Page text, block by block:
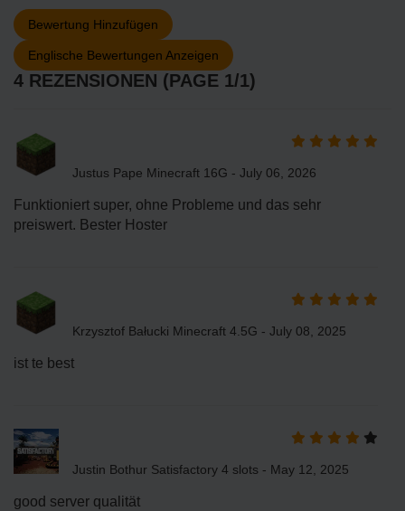
Bewertung Hinzufügen
Englische Bewertungen Anzeigen
4 REZENSIONEN (PAGE 1/1)
Justus Pape Minecraft 16G - July 06, 2026
Funktioniert super, ohne Probleme und das sehr
preiswert. Bester Hoster
Krzysztof Bałucki Minecraft 4.5G - July 08, 2025
ist te best
Justin Bothur Satisfactory 4 slots - May 12, 2025
good server qualität